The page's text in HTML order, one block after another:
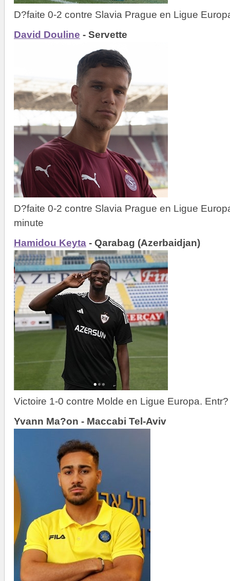
D?faite 0-2 contre Slavia Prague en Ligue
David Douline - Servette
D?faite 0-2 contre Slavia Prague en Ligue
minute
Hamidou Keyta - Qarabag (Azerbaidjan)
Victoire 1-0 contre Molde en Ligue Europa.
Yvann Ma?on - Maccabi Tel-Aviv